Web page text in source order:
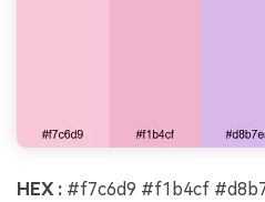
HEX : #f7c6d9 #f1b4cf